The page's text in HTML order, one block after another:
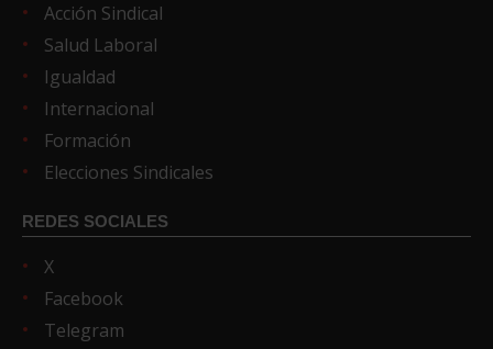
Acción Sindical
Salud Laboral
Igualdad
Internacional
Formación
Elecciones Sindicales
REDES SOCIALES
X
Facebook
Telegram